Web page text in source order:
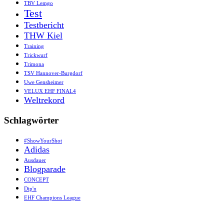
TBV Lemgo
Test
Testbericht
THW Kiel
Training
Trickwurf
Trimona
TSV Hannover-Burgdorf
Uwe Gensheimer
VELUX EHF FINAL4
Weltrekord
Schlagwörter
#ShowYourShot
Adidas
Ausdauer
Blogparade
CONCEPT
Dip'n
EHF Champions League